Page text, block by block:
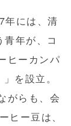
年には、清
青年が、コ
ヒーカンパ
を設立。
がらも、会
ヒー豆は、